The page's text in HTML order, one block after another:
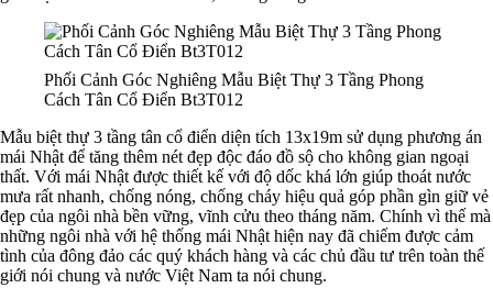
Phối Cảnh Góc Nghiêng Mẫu Biệt Thự 3 Tầng Phong
Cách Tân Cổ Điển Bt3T012
Mẫu biệt thự 3 tầng tân cổ điển diện tích 13x19m sử dụng phương án
mái Nhật để tăng thêm nét đẹp độc đáo đồ sộ cho không gian ngoại
thất. Với mái Nhật được thiết kế với độ dốc khá lớn giúp thoát nước
mưa rất nhanh, chống nóng, chống cháy hiệu quả góp phần gìn giữ vẻ
đẹp của ngôi nhà bền vững, vĩnh cửu theo tháng năm. Chính vì thế mà
những ngôi nhà với hệ thống mái Nhật hiện nay đã chiếm được cảm
tình của đông đảo các quý khách hàng và các chủ đầu tư trên toàn thế
giới nói chung và nước Việt Nam ta nói chung.